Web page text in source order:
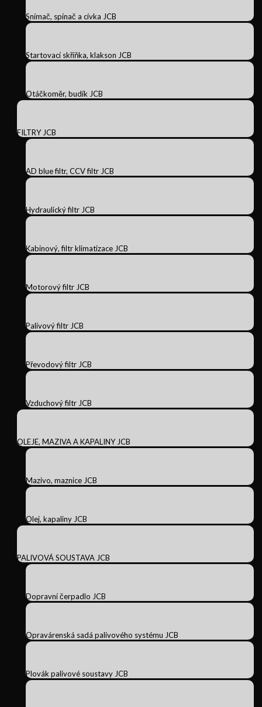
Snímač, spínač a cívka JCB
Startovací skříňka, klakson JCB
Otáčkoměr, budík JCB
FILTRY JCB
AD blue filtr, CCV filtr JCB
Hydraulický filtr JCB
Kabinový, filtr klimatizace JCB
Motorový filtr JCB
Palivový filtr JCB
Převodový filtr JCB
Vzduchový filtr JCB
OLEJE, MAZIVA A KAPALINY JCB
Mazivo, maznice JCB
Olej, kapaliny JCB
PALIVOVÁ SOUSTAVA JCB
Dopravní čerpadlo JCB
Opravárenská sadá palivového systému JCB
Plovák palivové soustavy JCB